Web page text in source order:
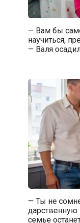
— Вам бы
научиться,
— Валя
— Ты не
семье